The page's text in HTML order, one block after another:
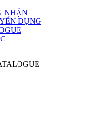
NHẬN
DỤNG